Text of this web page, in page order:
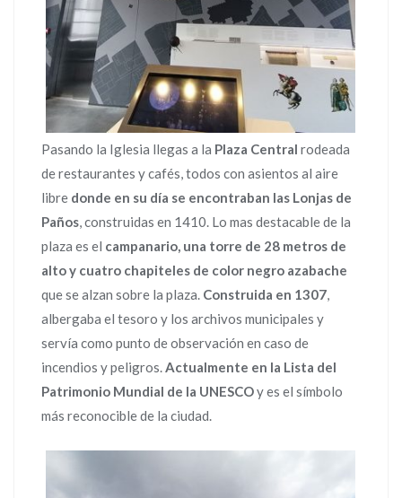
Pasando la Iglesia llegas a la Plaza Central rodeada
de restaurantes y cafés, todos con asientos al aire
libre donde en su día se encontraban las Lonjas de
Paños, construidas en 1410. Lo mas destacable de la
plaza es el campanario, una torre de 28 metros de
alto y cuatro chapiteles de color negro azabache
que se alzan sobre la plaza. Construida en 1307,
albergaba el tesoro y los archivos municipales y
servía como punto de observación en caso de
incendios y peligros.Actualmente en la Lista del
Patrimonio Mundial de la UNESCOy es el símbolo
más reconocible de la ciudad.